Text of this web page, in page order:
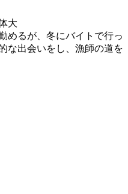
大
めるが、冬にバイトで行っ
な出会いをし、漁師の道を